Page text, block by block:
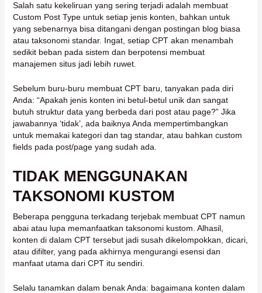
Salah satu kekeliruan yang sering terjadi adalah membuat
Custom Post Type untuk setiap jenis konten, bahkan untuk
yang sebenarnya bisa ditangani dengan postingan blog biasa
atau taksonomi standar. Ingat, setiap CPT akan menambah
sedikit beban pada sistem dan berpotensi membuat
manajemen situs jadi lebih ruwet.
Sebelum buru-buru membuat CPT baru, tanyakan pada diri
Anda: “Apakah jenis konten ini betul-betul unik dan sangat
butuh struktur data yang berbeda dari post atau page?” Jika
jawabannya ‘tidak’, ada baiknya Anda mempertimbangkan
untuk memakai kategori dan tag standar, atau bahkan custom
fields pada post/page yang sudah ada.
TIDAK MENGGUNAKAN
TAKSONOMI KUSTOM
Beberapa pengguna terkadang terjebak membuat CPT namun
abai atau lupa memanfaatkan taksonomi kustom. Alhasil,
konten di dalam CPT tersebut jadi susah dikelompokkan, dicari,
atau difilter, yang pada akhirnya mengurangi esensi dan
manfaat utama dari CPT itu sendiri.
Selalu tanamkan dalam benak Anda: bagaimana konten dalam